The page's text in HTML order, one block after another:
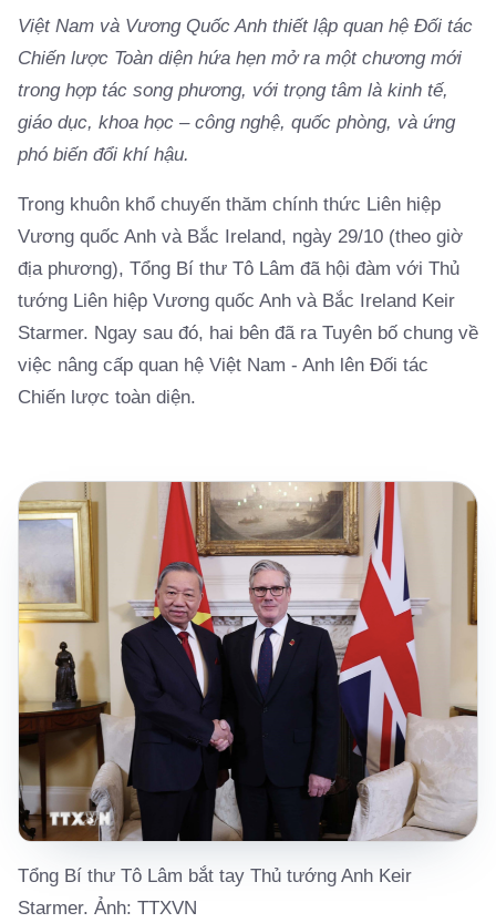
Việt Nam và Vương Quốc Anh thiết lập quan hệ Đối tác
Chiến lược Toàn diện hứa hẹn mở ra một chương mới
trong hợp tác song phương, với trọng tâm là kinh tế,
giáo dục, khoa học – công nghệ, quốc phòng, và ứng
phó biến đổi khí hậu.
Trong khuôn khổ chuyến thăm chính thức Liên hiệp
Vương quốc Anh và Bắc Ireland, ngày 29/10 (theo giờ
địa phương), Tổng Bí thư Tô Lâm đã hội đàm với Thủ
tướng Liên hiệp Vương quốc Anh và Bắc Ireland Keir
Starmer. Ngay sau đó, hai bên đã ra Tuyên bố chung về
việc nâng cấp quan hệ Việt Nam - Anh lên Đối tác
Chiến lược toàn diện.
Tổng Bí thư Tô Lâm bắt tay Thủ tướng Anh Keir
Starmer. Ảnh: TTXVN